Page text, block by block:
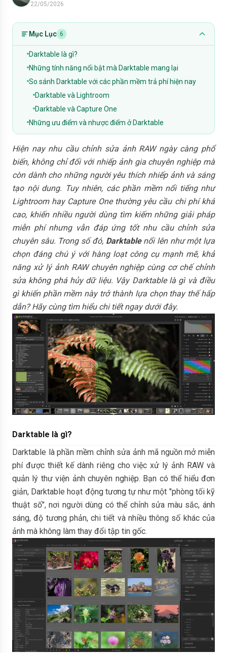
22/05/2026
Mục Lục 6
Darktable là gì?
Những tính năng nổi bật mà Darktable mang lại
So sánh Darktable với các phần mềm trả phí hiện nay
Darktable và Lightroom
Darktable và Capture One
Những ưu điểm và nhược điểm ở Darktable
Hiện nay nhu cầu chỉnh sửa ảnh RAW ngày càng phổ
biến, không chỉ đối với nhiếp ảnh gia chuyên nghiệp mà
còn dành cho những người yêu thích nhiếp ảnh và sáng
tạo nội dung. Tuy nhiên, các phần mềm nổi tiếng như
Lightroom hay Capture One thường yêu cầu chi phí khá
cao, khiến nhiều người dùng tìm kiếm những giải pháp
miễn phí nhưng vẫn đáp ứng tốt nhu cầu chỉnh sửa
chuyên sâu. Trong số đó, Darktablenổi lên như một lựa
chọn đáng chú ý với hàng loạt công cụ mạnh mẽ, khả
năng xử lý ảnh RAW chuyên nghiệp cùng cơ chế chỉnh
sửa không phá hủy dữ liệu. Vậy Darktable là gì và điều
gì khiến phần mềm này trở thành lựa chọn thay thế hấp
dẫn? Hãy cùng tìm hiểu chi tiết ngay dưới đây.
Darktable là gì?
Darktable là phần mềm chỉnh sửa ảnh mã nguồn mở miễn
phí được thiết kế dành riêng cho việc xử lý ảnh RAW và
quản lý thư viện ảnh chuyên nghiệp. Bạn có thể hiểu đơn
giản, Darktable hoạt động tương tự như một "phòng tối kỹ
thuật số", nơi người dùng có thể chỉnh sửa màu sắc, ánh
sáng, độ tương phản, chi tiết và nhiều thông số khác của
ảnh mà không làm thay đổi tập tin gốc.